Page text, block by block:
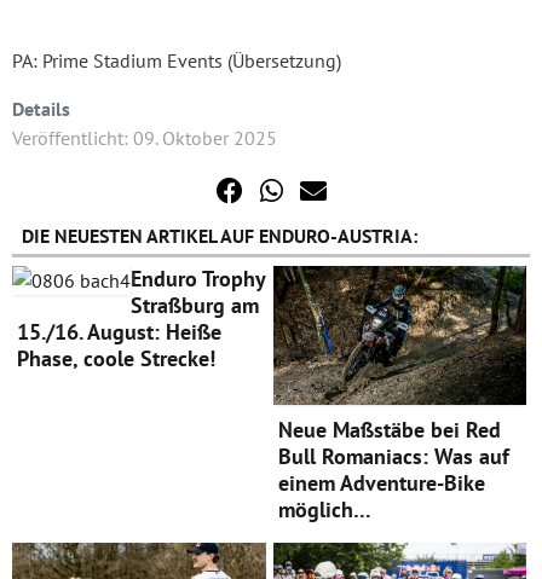
PA: Prime Stadium Events (Übersetzung)
Details
Veröffentlicht: 09. Oktober 2025
DIE NEUESTEN ARTIKEL AUF ENDURO-AUSTRIA:
Enduro Trophy
Straßburg am
15./16. August: Heiße
Phase, coole Strecke!
Neue Maßstäbe bei Red
Bull Romaniacs: Was auf
einem Adventure-Bike
möglich…